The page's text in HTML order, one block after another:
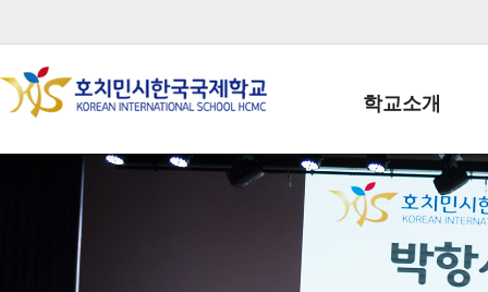
학교소개
학교장인사말
학생회장인사말
학교상징